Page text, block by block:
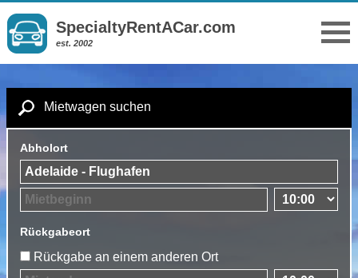
SpecialtyRentACar.com
est. 2002
Mietwagen suchen
Abholort
Rückgabeort
Rückgabe an einem anderen Ort